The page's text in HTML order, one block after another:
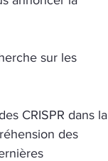
sur les
CRISPR dans la
des